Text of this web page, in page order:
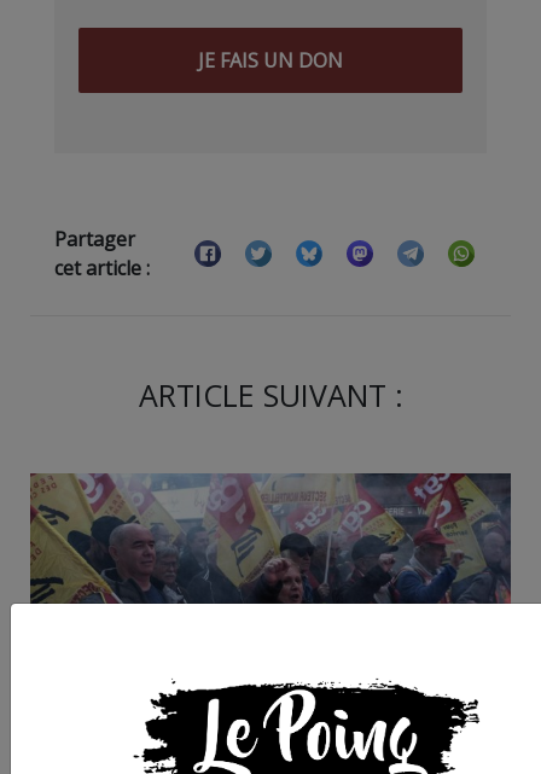
JE FAIS UN DON
Partager
cet article :
ARTICLE SUIVANT :
Dans un contexte
foisonnant
les cheminots de